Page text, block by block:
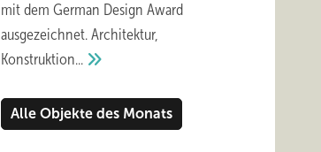
mit dem German Design Award
ausgezeichnet. Architektur,
Konstruktion...
Alle Objekte des Monats